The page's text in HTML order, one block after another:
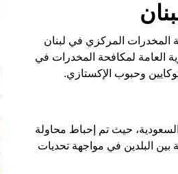
المخدرات المركزي في لبنان
العامة لمكافحة المخدرات في
وحبوب الإكستازي.
السعودية، حيث تم إحباط محاولة
البلدين في مواجهة تحديات